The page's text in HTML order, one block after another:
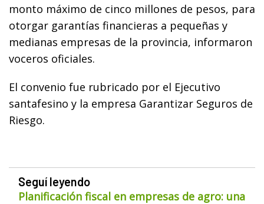
monto máximo de cinco millones de pesos, para
otorgar garantías financieras a pequeñas y
medianas empresas de la provincia, informaron
voceros oficiales.
El convenio fue rubricado por el Ejecutivo
santafesino y la empresa Garantizar Seguros de
Riesgo.
Seguí leyendo
Planificación fiscal en empresas de agro: una